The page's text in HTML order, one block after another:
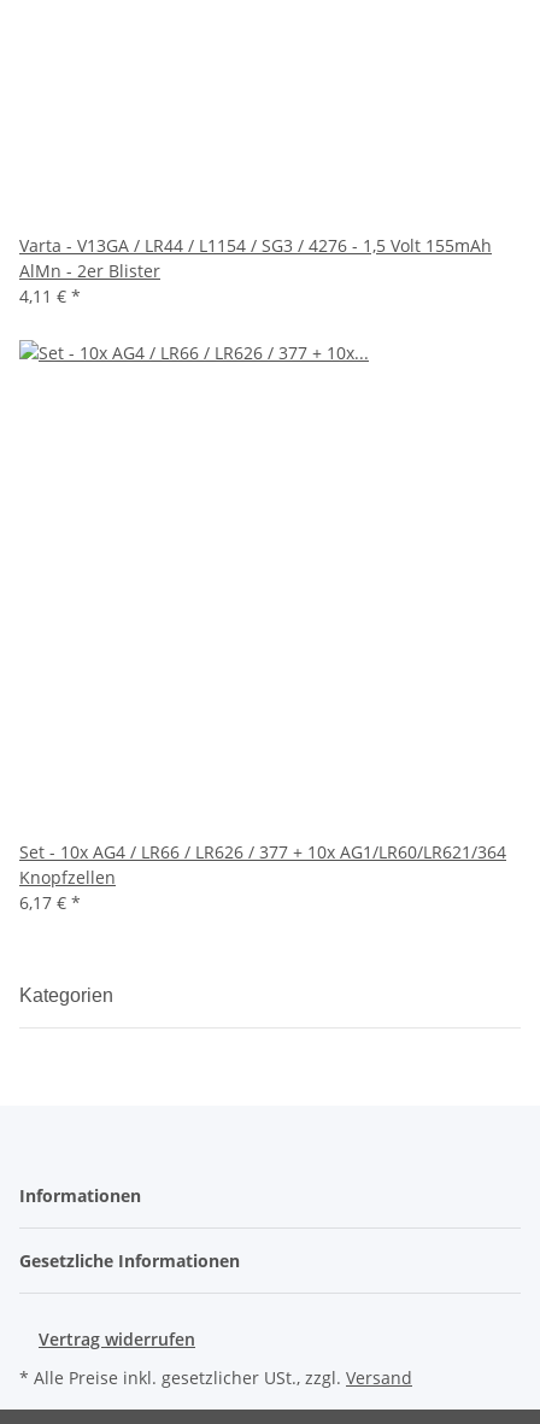
Varta - V13GA / LR44 / L1154 / SG3 / 4276 - 1,5 Volt 155mAh
AlMn - 2er Blister
4,11 € *
Set - 10x AG4 / LR66 / LR626 / 377 + 10x AG1/LR60/LR621/364
Knopfzellen
6,17 € *
Kategorien
Informationen
Gesetzliche Informationen
Vertrag widerrufen
* Alle Preise inkl. gesetzlicher USt., zzgl. Versand